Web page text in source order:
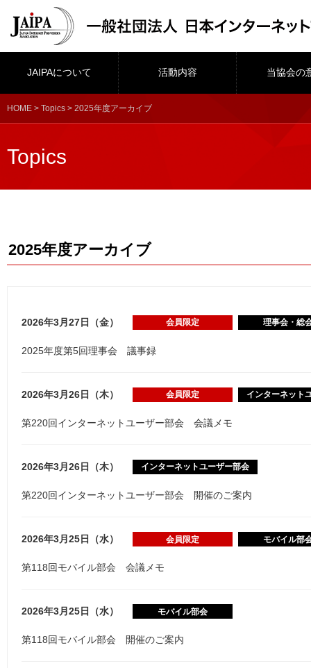
JAIPAについて 活動内容 当協会の
HOME > Topics > 2025年度アーカイブ
Topics
2025年度アーカイブ
2026年3月27日（金） 会員限定 理事会・総
2025年度第5回理事会 議事録
2026年3月26日（木） 会員限定 インターネット
第220回インターネットユーザー部会 会議メモ
2026年3月26日（木） インターネットユーザー部会
第220回インターネットユーザー部会 開催のご案内
2026年3月25日（水） 会員限定 モバイル部
第118回モバイル部会 会議メモ
2026年3月25日（水） モバイル部会
第118回モバイル部会 開催のご案内